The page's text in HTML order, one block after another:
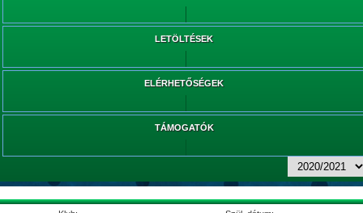
LETÖLTÉSEK
ELÉRHETŐSÉGEK
TÁMOGATÓK